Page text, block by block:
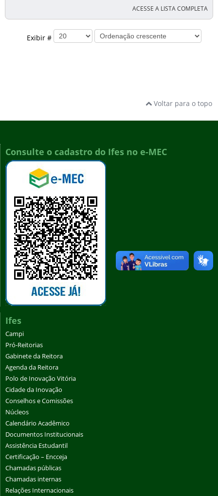
ACESSE A LISTA COMPLETA
Exibir #
Voltar para o topo
Consulte o cadastro do Ifes no e-MEC
Ifes
Campi
Pró-Reitorias
Gabinete da Reitora
Agenda da Reitora
Polo de Inovação Vitória
Cidade da Inovação
Conselhos e Comissões
Núcleos
Calendário Acadêmico
Documentos Institucionais
Assistência Estudantil
Certificação – Encceja
Chamadas públicas
Chamadas internas
Relações Internacionais